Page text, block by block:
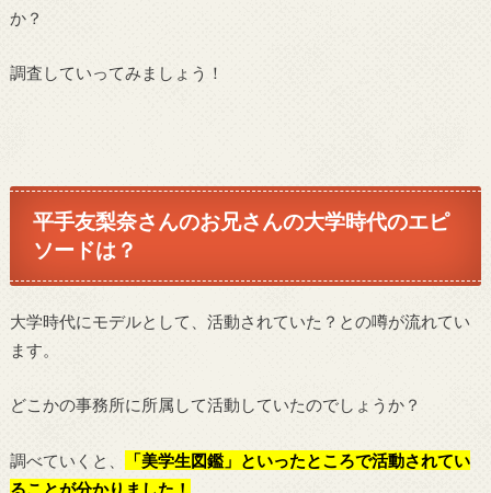
か？
調査していってみましょう！
平手友梨奈さんのお兄さんの大学時代のエピ
ソードは？
大学時代にモデルとして、活動されていた？との噂が流れてい
ます。
どこかの事務所に所属して活動していたのでしょうか？
調べていくと、
「美学生図鑑」といったところで活動されてい
ることが分かりました！